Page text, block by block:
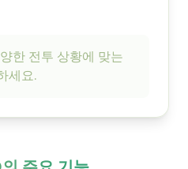
한 전투 상황에 맞는
세요.